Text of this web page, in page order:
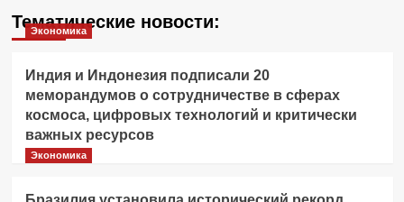
Тематические новости:
Экономика
Индия и Индонезия подписали 20
меморандумов о сотрудничестве в сферах
космоса, цифровых технологий и критически
важных ресурсов
Экономика